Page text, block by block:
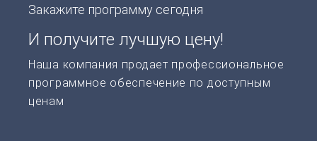
Закажите программу сегодня
И получите лучшую цену!
Наша компания продает профессиональное
программное обеспечение по доступным
ценам